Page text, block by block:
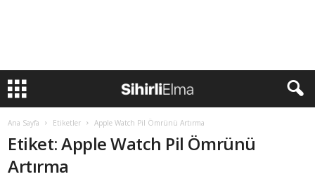
Ana Sayfa Etiketler Apple Watch Pil Ömrünü Artırma
Etiket: Apple Watch Pil Ömrünü
Artırma